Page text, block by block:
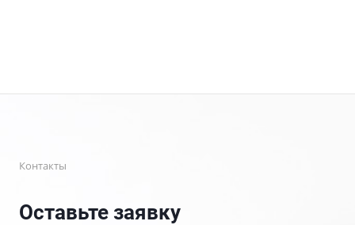
Контакты
Оставьте заявку